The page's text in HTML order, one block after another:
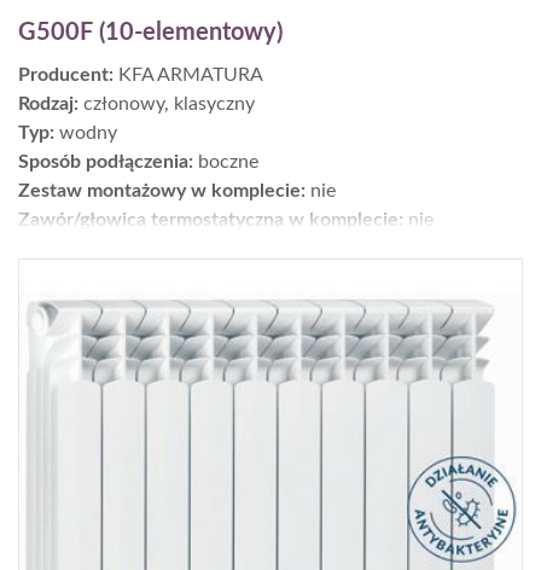
G500F (10-elementowy)
Producent: KFA ARMATURA
Rodzaj: członowy, klasyczny
Typ: wodny
Sposób podłączenia: boczne
Zestaw montażowy w komplecie: nie
Zawór/głowica termostatyczna w komplecie: nie
Wys. × szer. × gł. [cm]:52,7 × 80,5 × 9
Gwarancja [lata]: 20
Cena netto [zł]:427
Moc dla parametrów 55/45/20°C [W]:
578